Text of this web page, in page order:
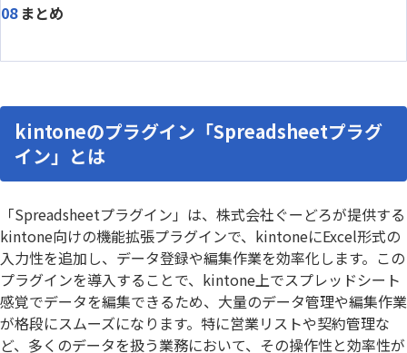
まとめ
kintoneのプラグイン「Spreadsheetプラグ
イン」とは
「Spreadsheetプラグイン」は、株式会社ぐーどろが提供する
kintone向けの機能拡張プラグインで、kintoneにExcel形式の
入力性を追加し、データ登録や編集作業を効率化します。この
プラグインを導入することで、kintone上でスプレッドシート
感覚でデータを編集できるため、大量のデータ管理や編集作業
が格段にスムーズになります。特に営業リストや契約管理な
ど、多くのデータを扱う業務において、その操作性と効率性が